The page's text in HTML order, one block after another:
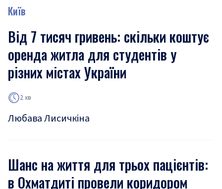
Київ
Від 7 тисяч гривень: скільки коштує
оренда житла для студентів у
різних містах України
2 хв
Любава Лисичкіна
Шанс на життя для трьох пацієнтів:
в Охматдиті провели коридором